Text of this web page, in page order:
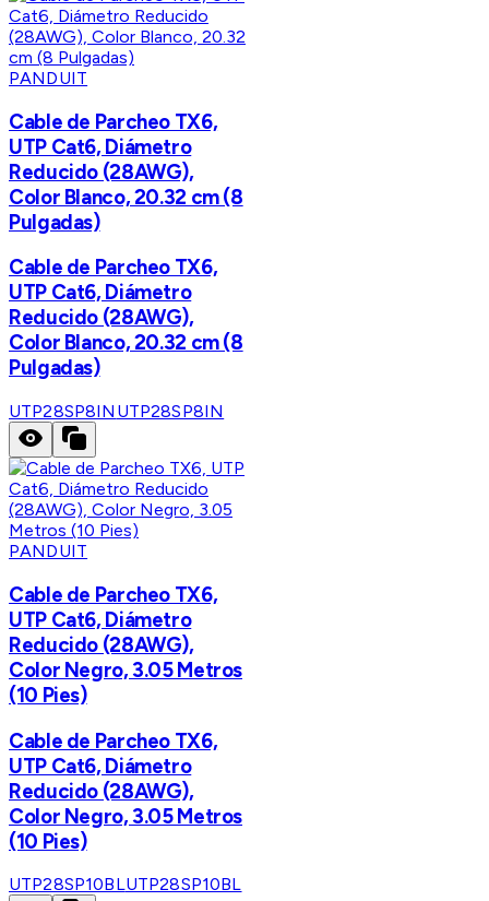
PANDUIT
Cable de Parcheo TX6,
UTP Cat6, Diámetro
Reducido (28AWG),
Color Blanco, 20.32 cm (8
Pulgadas)
Cable de Parcheo TX6,
UTP Cat6, Diámetro
Reducido (28AWG),
Color Blanco, 20.32 cm (8
Pulgadas)
UTP28SP8IN UTP28SP8IN
PANDUIT
Cable de Parcheo TX6,
UTP Cat6, Diámetro
Reducido (28AWG),
Color Negro, 3.05 Metros
(10 Pies)
Cable de Parcheo TX6,
UTP Cat6, Diámetro
Reducido (28AWG),
Color Negro, 3.05 Metros
(10 Pies)
UTP28SP10BLUTP28SP10BL